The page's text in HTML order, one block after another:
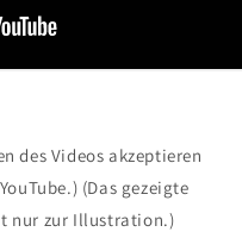
des Videos akzeptieren
(Das gezeigte
nur zur Illustration.)